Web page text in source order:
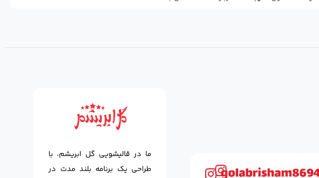
ما در قالیشویی گل ابریشم، با
طراحی یک برنامه بلند مدت در